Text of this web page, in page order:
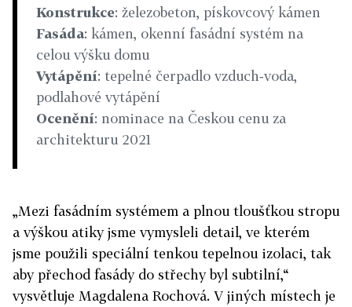
Konstrukce: železobeton, pískovcový kámen
Fasáda: kámen, okenní fasádní systém na
celou výšku domu
Vytápění: tepelné čerpadlo vzduch‑voda,
podlahové vytápění
Ocenění: nominace na Českou cenu za
architekturu 2021
„Mezi fasádním systémem a plnou tloušťkou stropu
a výškou atiky jsme vymysleli detail, ve kterém
jsme použili speciální tenkou tepelnou izolaci, tak
aby přechod fasády do střechy byl subtilní,“
vysvětluje Magdalena Rochová. V jiných místech je